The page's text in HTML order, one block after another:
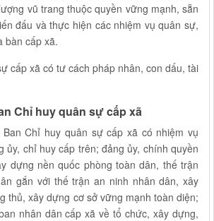
vũ trang thuộc quyền vững mạnh, sẵn
đấu và thực hiện các nhiệm vụ quân sự,
bàn cấp xã.
cấp xã có tư cách pháp nhân, con dấu, tài
Chỉ huy quân sự cấp xã
Chỉ huy quân sự cấp xã có nhiệm vụ
ủy, chỉ huy cấp trên; đảng ủy, chính quyền
dựng nền quốc phòng toàn dân, thế trận
gắn với thế trận an ninh nhân dân, xây
thủ, xây dựng cơ sở vững mạnh toàn diện;
nhân dân cấp xã về tổ chức, xây dựng,